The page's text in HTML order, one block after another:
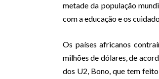
metade da população
com a educação e os
Os países africanos
milhões de dólares, de
dos U2, Bono, que tem